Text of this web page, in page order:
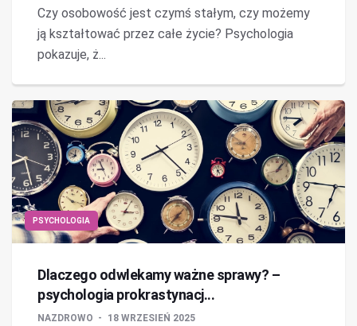
Czy osobowość jest czymś stałym, czy możemy
ją kształtować przez całe życie? Psychologia
pokazuje, ż...
PSYCHOLOGIA
Dlaczego odwlekamy ważne sprawy? –
psychologia prokrastynacj...
NAZDROWO 18 WRZESIEŃ 2025